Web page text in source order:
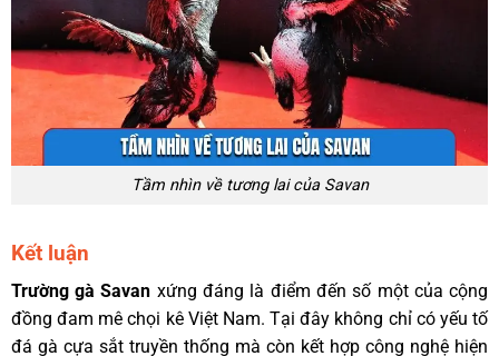
Tầm nhìn về tương lai của Savan
Kết luận
Trường gà Savan xứng đáng là điểm đến số một của cộng
đồng đam mê chọi kê Việt Nam. Tại đây không chỉ có yếu tố
đá gà cựa sắt truyền thống mà còn kết hợp công nghệ hiện